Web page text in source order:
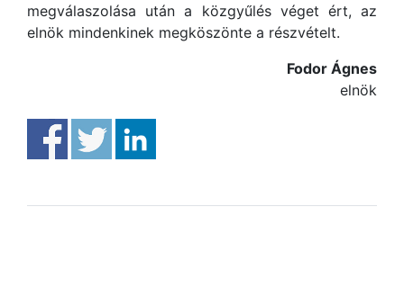
megválaszolása után a közgyűlés véget ért, az
elnök mindenkinek megköszönte a részvételt.
Fodor Ágnes
elnök